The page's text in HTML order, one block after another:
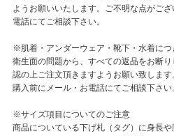
ようお願いいたします。ご不明な点がご
電話にてご相談下さい。
※肌着・アンダーウェア・靴下・水着につ
衛生面の問題から、すべての返品をお断
認の上ご注文頂きますようお願い致しま
購入前にメール・お電話にてご相談下さい
※サイズ項目についてのご注意
商品についている下げ札（タグ）に身長